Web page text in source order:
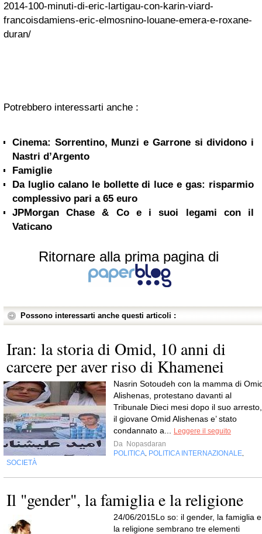
2014-100-minuti-di-eric-lartigau-con-karin-viard-
francoisdamiens-eric-elmosnino-louane-emera-e-roxane-
duran/
Potrebbero interessarti anche :
Cinema: Sorrentino, Munzi e Garrone si dividono i
Nastri d’Argento
Famiglie
Da luglio calano le bollette di luce e gas: risparmio
complessivo pari a 65 euro
JPMorgan Chase & Co e i suoi legami con il
Vaticano
Ritornare alla prima pagina di
Possono interessarti anche questi articoli :
Iran: la storia di Omid, 10 anni di
carcere per aver riso di Khamenei
Nasrin Sotoudeh con la mamma di
Alishenas, protestano davanti al
Tribunale Dieci mesi dopo il suo arresto,
il giovane Omid Alishenas e’ stato
condannato a...
Leggere il seguito
Da Nopasdaran
POLITICA POLITICA INTERNAZIONALE
SOCIETÀ
Il "gender", la famiglia e la religione
24/06/2015Lo so: il gender, la famiglia e
la religione sembrano tre elementi